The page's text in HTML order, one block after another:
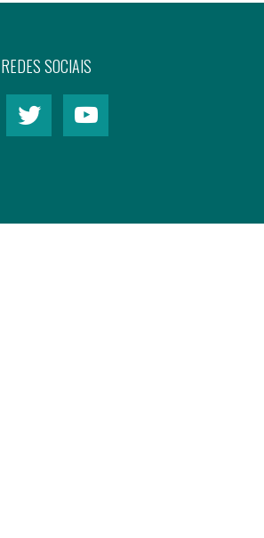
REDES SOCIAIS